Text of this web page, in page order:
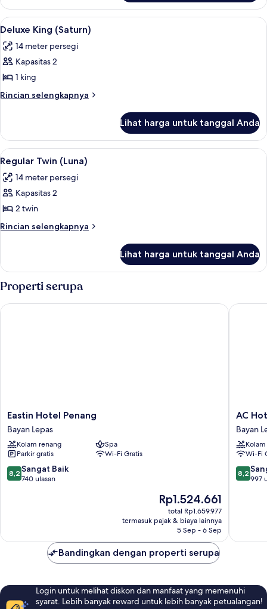
Regular
Queen
(Venus)
Lihat
semua
foto
untuk
Deluxe
King
12
Deluxe King (Saturn)
14 meter persegi
Kapasitas 2
1 king
Rincian selengkapnya
Rincian
Deluxe
King
(Saturn)
Lihat harga untuk tanggal Anda
Lihat
semua
foto
untuk
Regular
Twin
Regular Twin (Luna) | Brankas, meja
5
Regular Twin (Luna)
14 meter persegi
Kapasitas 2
2 twin
Rincian selengkapnya
Rincian
Regular
Twin
(Luna)
Lihat harga untuk tanggal Anda
Properti serupa
Eastin
Hotel
Penang
Bayan
Lepas
Eastin Hotel Penang
Bayan Lepas
Kolam renang
Spa
Parkir gratis
Wi-Fi Gratis
8.2
dari
8,2 Sangat Baik
740 ulasan
Harga
sekarang
Rp1.524.661
Rp1.524.661
total Rp1.659.977
termasuk pajak & biaya lainnya
5 Sep - 6 Sep
Eastin Hotel Penang
AC
Hotel
by
Marriott
Penang
Bayan
Lepas
AC
Bayan
Wi-Fi
8.2
dari
8,2
997
AC
Bandingkan dengan properti serupa
Login untuk melihat diskon dan manfaat yang memenuhi
syarat. Lebih banyak reward untuk lebih banyak petualangan!